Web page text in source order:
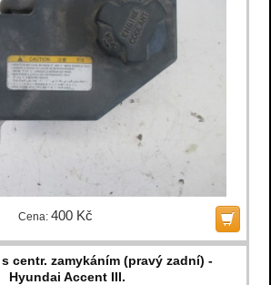
Cena: 400 Kč
centr. zamykáním (pravý zadní) -
Hyundai Accent III.